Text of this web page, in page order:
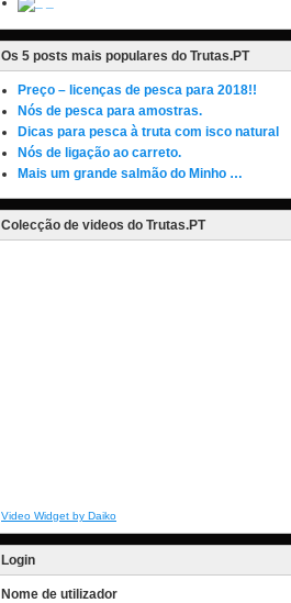
Os 5 posts mais populares do Trutas.PT
Preço – licenças de pesca para 2018!!
Nós de pesca para amostras.
Dicas para pesca à truta com isco natural
Nós de ligação ao carreto.
Mais um grande salmão do Minho …
Colecção de videos do Trutas.PT
Video Widget by Daiko
Login
Nome de utilizador